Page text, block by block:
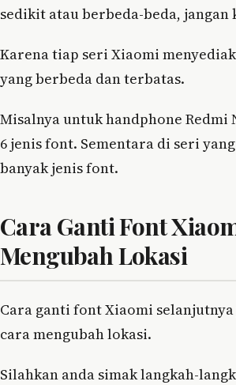
sedikit atau berbeda-beda, jangan
Karena tiap seri Xiaomi
yang berbeda dan terbatas.
Misalnya untuk handphone Redmi
6 jenis font. Sementara di seri
banyak jenis font.
Cara Ganti Font
Mengubah Lokasi
Cara ganti font Xiaomi
cara mengubah lokasi.
Silahkan anda simak langkah-